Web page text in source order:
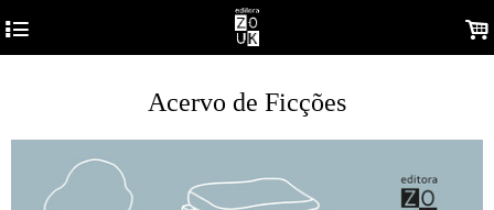
4 .
Acervo de Ficções